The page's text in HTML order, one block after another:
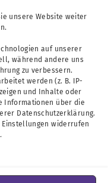
unsere Website weiter
auf unserer
während andere uns
zu verbessern.
werden (z. B. IP-
und Inhalte oder
Informationen über die
Datenschutzerklärung.
Einstellungen widerrufen